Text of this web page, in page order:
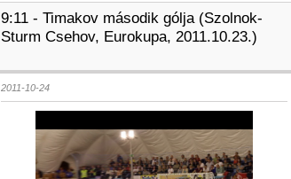
9:11 - Timakov második gólja (Szolnok-
Sturm Csehov, Eurokupa, 2011.10.23.)
2011-10-24